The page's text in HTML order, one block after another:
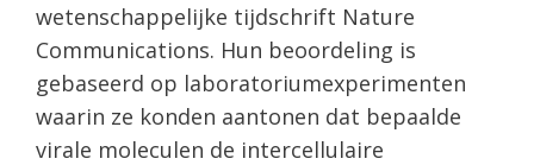
wetenschappelijke tijdschrift Nature
Communications. Hun beoordeling is
gebaseerd op laboratoriumexperimenten
waarin ze konden aantonen dat bepaalde
virale moleculen de intercellulaire